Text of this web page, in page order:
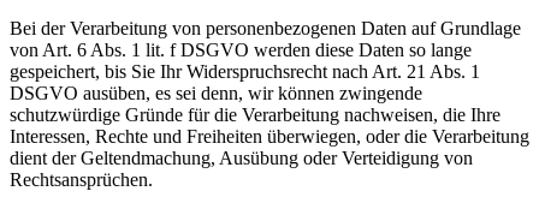
Bei der Verarbeitung von personenbezogenen Daten auf Grundlage
von Art. 6 Abs. 1 lit. f DSGVO werden diese Daten so lange
gespeichert, bis Sie Ihr Widerspruchsrecht nach Art. 21 Abs. 1
DSGVO ausüben, es sei denn, wir können zwingende
schutzwürdige Gründe für die Verarbeitung nachweisen, die Ihre
Interessen, Rechte und Freiheiten überwiegen, oder die Verarbeitung
dient der Geltendmachung, Ausübung oder Verteidigung von
Rechtsansprüchen.